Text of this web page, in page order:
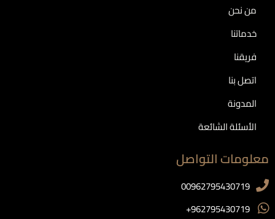
من نحن
خدماتنا
فريقنا
اتصل بنا
المدونة
الأسئلة الشائعة
معلومات التواصل
00962795430719
962795430719+